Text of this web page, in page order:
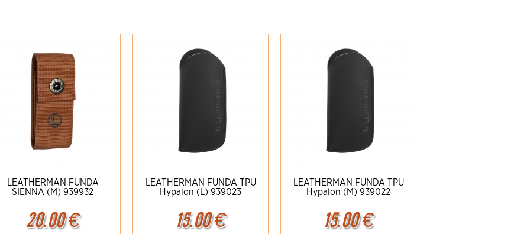
LEATHERMAN FUNDA
SIENNA (M) 939932
20.00€
Ampliar Detalles
LEATHERMAN FUNDA TPU
Hypalon (L) 939023
15.00€
Ampliar Detalles
LEATHERMAN FUNDA TPU
Hypalon (M) 939022
15.00€
Ampliar Detalles